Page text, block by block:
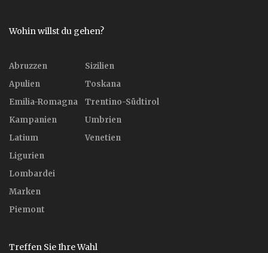
Wohin willst du gehen?
Abruzzen
Apulien
Emilia-Romagna
Kampanien
Latium
Ligurien
Lombardei
Marken
Piemont
Sizilien
Toskana
Trentino-Südtirol
Umbrien
Venetien
Treffen Sie Ihre Wahl